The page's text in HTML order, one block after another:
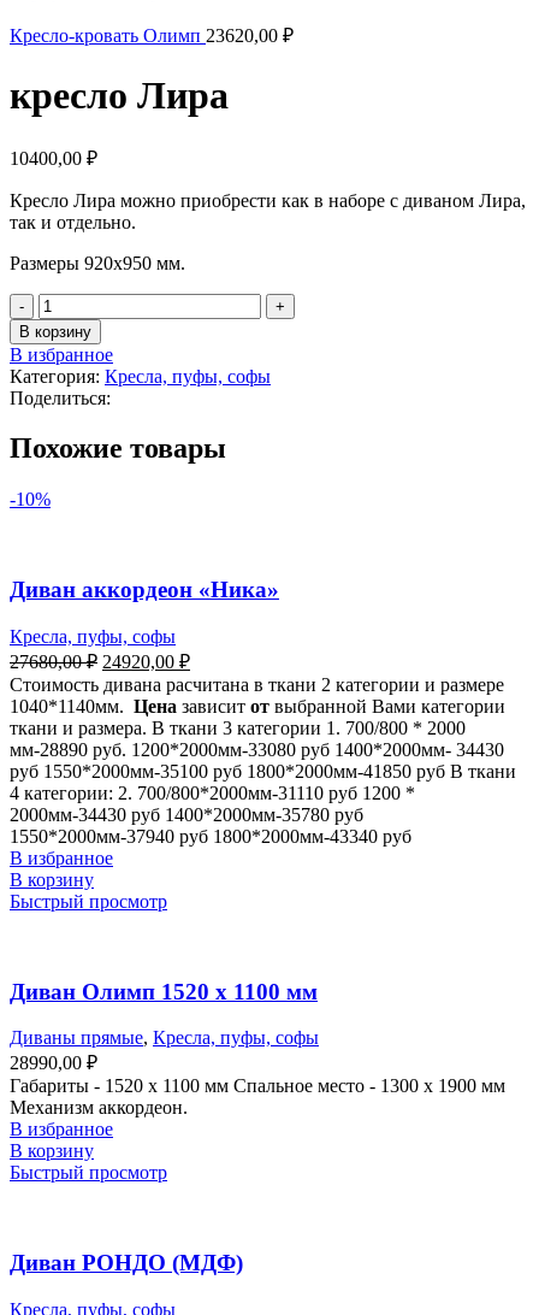
Кресло-кровать Олимп 23620,00 ₽
кресло Лира
10400,00 ₽
Кресло Лира можно приобрести как в наборе с диваном Лира,
так и отдельно.
Размеры 920х950 мм.
В корзину
В избранное
Категория: Кресла, пуфы, софы
Поделиться:
Похожие товары
-10%
Диван аккордеон «Ника»
Кресла, пуфы, софы
27680,00₽ 24920,00 ₽
Стоимость дивана расчитана в ткани 2 категории и размере
1040*1140мм. Цена зависит от выбранной Вами категории
ткани и размера. В ткани 3 категории 1. 700/800 * 2000
мм-28890 руб. 1200*2000мм-33080 руб 1400*2000мм- 34430
руб 1550*2000мм-35100 руб 1800*2000мм-41850 руб В ткани
4 категории: 2. 700/800*2000мм-31110 руб 1200 *
2000мм-34430 руб 1400*2000мм-35780 руб
1550*2000мм-37940 руб 1800*2000мм-43340 руб
В избранное
В корзину
Быстрый просмотр
Диван Олимп 1520 х 1100 мм
Диваны прямые, Кресла, пуфы, софы
28990,00 ₽
Габариты - 1520 х 1100 мм Спальное место - 1300 х 1900 мм
Механизм аккордеон.
В избранное
В корзину
Быстрый просмотр
Диван РОНДО (МДФ)
Кресла, пуфы, софы